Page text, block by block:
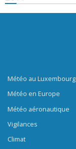
Météo au Luxembourg
Météo en Europe
Météo aéronautique
Vigilances
Climat